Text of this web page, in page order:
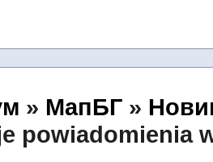
» МапБГ »
powiadomienia